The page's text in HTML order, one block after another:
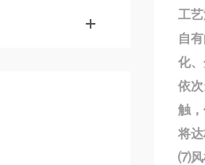
工
自
化
依
触
将
⑺风